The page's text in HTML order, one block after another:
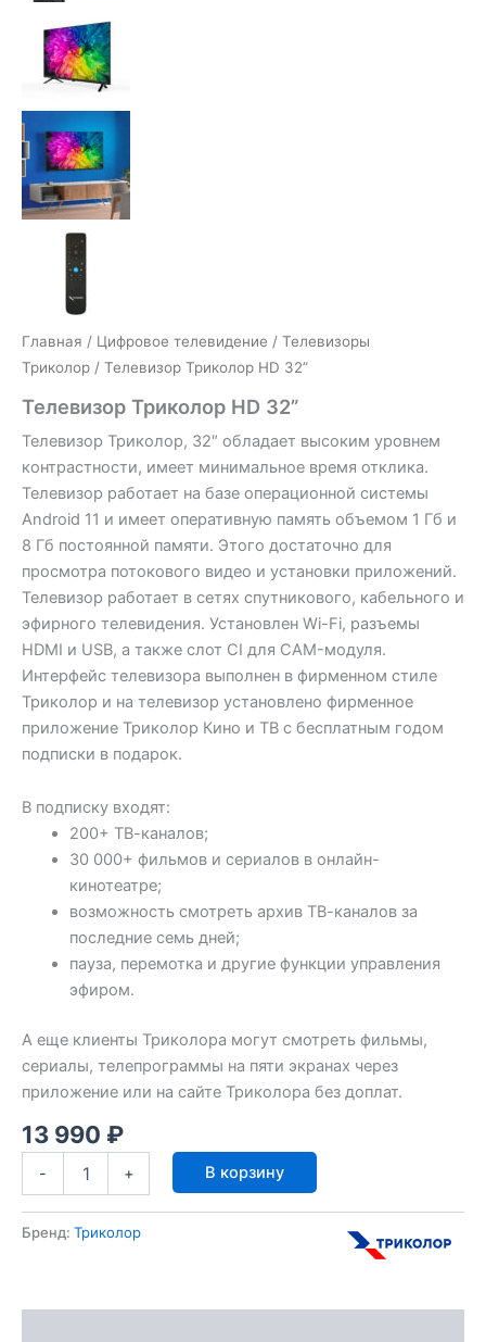
Главная / Цифровое телевидение / Телевизоры
Триколор / Телевизор Триколор HD 32”
Телевизор Триколор HD 32”
Телевизор Триколор, 32″ обладает высоким уровнем
контрастности, имеет минимальное время отклика.
Телевизор работает на базе операционной системы
Android 11 и имеет оперативную память объемом 1 Гб и
8 Гб постоянной памяти. Этого достаточно для
просмотра потокового видео и установки приложений.
Телевизор работает в сетях спутникового, кабельного и
эфирного телевидения. Установлен Wi-Fi, разъемы
HDMI и USB, а также слот CI для CAM-модуля.
Интерфейс телевизора выполнен в фирменном стиле
Триколор и на телевизор установлено фирменное
приложение Триколор Кино и ТВ с бесплатным годом
подписки в подарок.
В подписку входят:
200+ ТВ-каналов;
30 000+ фильмов и сериалов в онлайн-
кинотеатре;
возможность смотреть архив ТВ-каналов за
последние семь дней;
пауза, перемотка и другие функции управления
эфиром.
А еще клиенты Триколора могут смотреть фильмы,
сериалы, телепрограммы на пяти экранах через
приложение или на сайте Триколора без доплат.
13 990 ₽
-
Триколор
+ В корзину
Бренд: Триколор